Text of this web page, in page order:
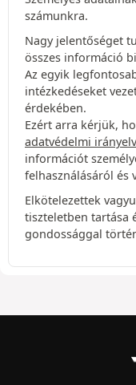
számunkra.
Nagy jelentőséget
összes információ
Az egyik
intézkedéseket
érdekében.
Ezért arra kérjük,
adatvédelmi
információt
felhasználásáról és
Elkötelezettek
tiszteletben tartása
gondossággal